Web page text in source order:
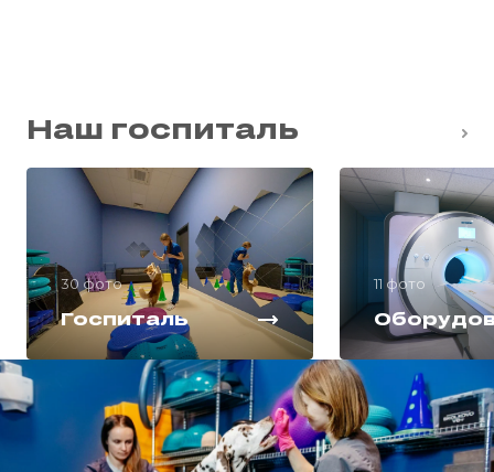
Наш госпиталь
30 фото
Госпиталь
11 фото